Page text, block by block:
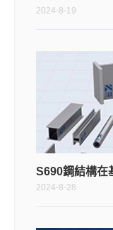
2024-8-19
S690鋼結構在
2024-8-28